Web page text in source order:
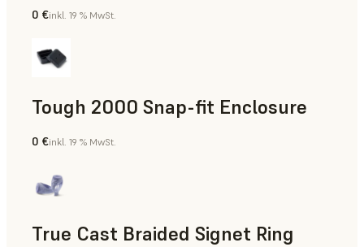
Technik
0 €inkl. 19 % MwSt.
Tough 2000 Snap-fit Enclosure
Technik
0 €inkl. 19 % MwSt.
True Cast Braided Signet Ring